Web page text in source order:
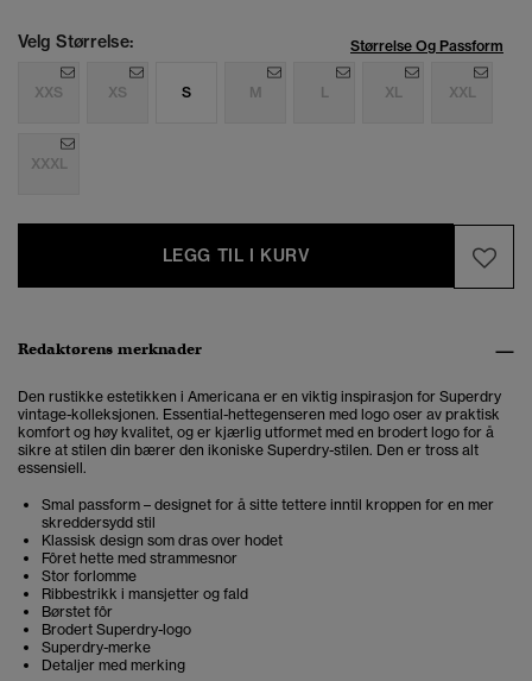
Velg Størrelse: Størrelse Og Passform
XXS XS S M L XL XXL
XXXL
LEGG TIL I KURV
Redaktørens merknader
Den rustikke estetikken i Americana er en viktig inspirasjon for Superdry
vintage-kolleksjonen. Essential-hettegenseren med logo oser av praktisk
komfort og høy kvalitet, og er kjærlig utformet med en brodert logo for å
sikre at stilen din bærer den ikoniske Superdry-stilen. Den er tross alt
essensiell.
Smal passform – designet for å sitte tettere inntil kroppen for en mer
skreddersydd stil
Klassisk design som dras over hodet
Fôret hette med strammesnor
Stor forlomme
Ribbestrikk i mansjetter og fald
Børstet fôr
Brodert Superdry-logo
Superdry-merke
Detaljer med merking